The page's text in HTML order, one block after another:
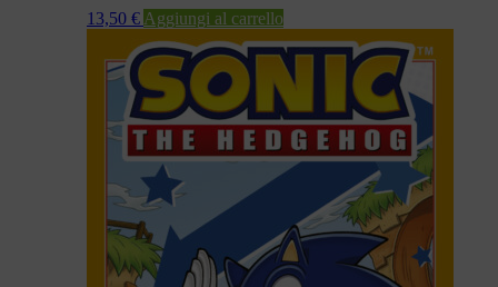
13,50 € Aggiungi al carrello